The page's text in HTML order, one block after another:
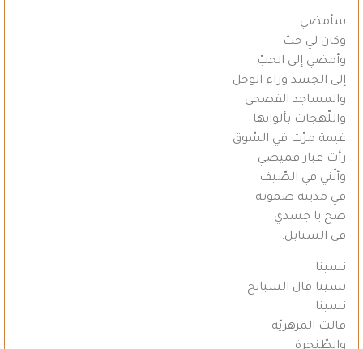
سأمضي
وكان لي حبّ
وأمضي إلى الحبّ
إلى الجسد وراء الوحل
والمساجد الفصحى
واللّهجات بألوانها
غيمة مرّت في السّوق
رأت غبار قميصي
وأنّني في الصّيف
في مدينة صموتة
صح يا جسدي
في السنابل.
نسينا
نسينا قال السبانخ
نسينا
قالت المزهريّة